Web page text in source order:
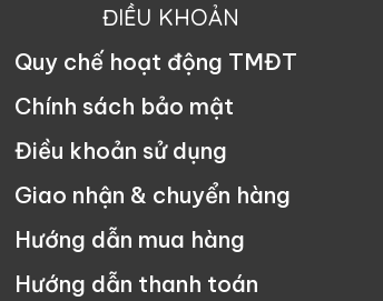
ĐIỀU KHOẢN
Quy chế hoạt động TMĐT
Chính sách bảo mật
Điều khoản sử dụng
Giao nhận & chuyển hàng
Hướng dẫn mua hàng
Hướng dẫn thanh toán